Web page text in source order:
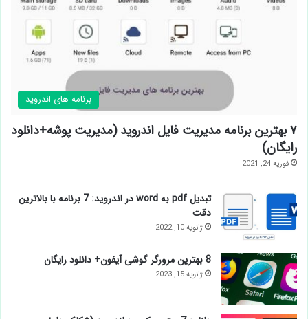
برنامه های اندروید
۷ بهترین برنامه مدیریت فایل اندروید (مدیریت پوشه+دانلود
رایگان)
فوریه 24, 2021
تبدیل pdf به word در اندروید: 7 برنامه با بالاترین
دقت
ژانویه 10, 2022
8 بهترین مرورگر گوشی آیفون+ دانلود رایگان
ژانویه 15, 2023